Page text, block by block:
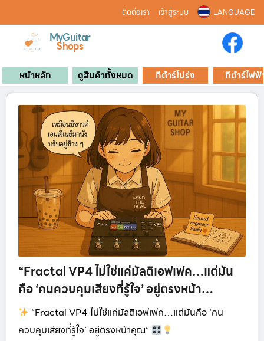
ติดต่อเรา เข้าสู่ระบบ LANGUAGE
MyGuitar
Shops
หน้าหลัก ดูสินค้าทั้งหมด กีต้าร์โปร่ง กีต้าร์ไฟฟ้
“Fractal VP4 ไม่ใช่แค่มัลติเอฟเฟค…แต่มัน
คือ ‘คนควบคุมเสียงที่รู้ใจ’ อยู่ตรงหน้า…
“Fractal VP4 ไม่ใช่แค่มัลติเอฟเฟค…แต่มันคือ ‘คน
ควบคุมเสียงที่รู้ใจ’ อยู่ตรงหน้าคุณ”